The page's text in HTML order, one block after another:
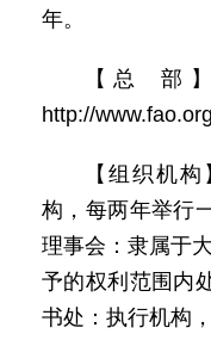
年。
【总 部
http://www.fao.org
【组织机
构，每两年举行
理事会：隶属于
予的权利范围内
书处：执行机构